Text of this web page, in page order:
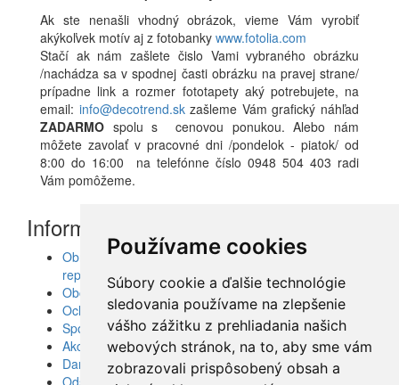
Používame cookies
Súbory cookie a ďalšie technológie
sledovania používame na zlepšenie
vášho zážitku z prehliadania našich
webových stránok, na to, aby sme vám
zobrazovali prispôsobený obsah a
Ak ste nenašli vhodný obrázok, vieme Vám vyrobiť
akýkoľvek motív aj z fotobanky www.fotolia.com
Stačí ak nám zašlete čislo Vami vybraného obrázku
/nachádza sa v spodnej časti obrázku na pravej strane/
prípadne link a rozmer fototapety aký potrebujete, na
email: info@decotrend.skzašleme Vám grafický náhľad
ZADARMO spolu s cenovou ponukou. Alebo nám
môžete zavolať v pracovné dni /pondelok - piatok/ od
8:00 do 16:00 na telefónne číslo 0948 504 403 radi
Vám pomôžeme.
Informácie
Obrazy, nálepky, fototapety, šablóny, dekorácie,
reprodukcie
Obchodné podmienky
Ochrana osobných údajov
Spolupráca
Akcie a Doručenie
Darčekové poukážky
Odstúpenie od zmluvy - vrátenie tovaru